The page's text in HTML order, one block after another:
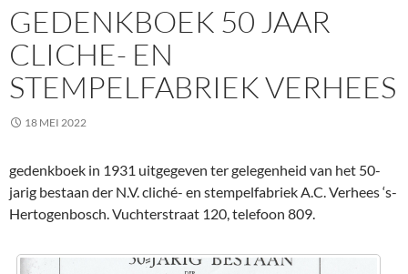
GEDENKBOEK 50 JAAR
CLICHE- EN
STEMPELFABRIEK VERHEES
18 MEI 2022
gedenkboek in 1931 uitgegeven ter gelegenheid van het 50-
jarig bestaan der N.V. cliché- en stempelfabriek A.C. Verhees ‘s-
Hertogenbosch. Vuchterstraat 120, telefoon 809.